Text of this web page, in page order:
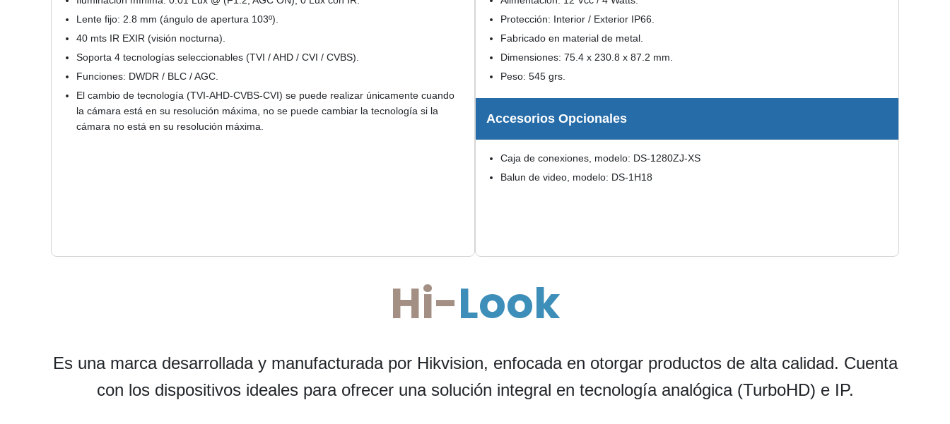
Lente fijo: 2.8 mm (ángulo de apertura 103º).
40 mts IR EXIR (visión nocturna).
Soporta 4 tecnologías seleccionables (TVI / AHD / CVI / CVBS).
Funciones: DWDR / BLC / AGC.
El cambio de tecnología (TVI-AHD-CVBS-CVI) se puede realizar únicamente cuando
la cámara está en su resolución máxima, no se puede cambiar la tecnología si la
cámara no está en su resolución máxima.
Protección: Interior / Exterior IP66.
Fabricado en material de metal.
Dimensiones: 75.4 x 230.8 x 87.2 mm.
Peso: 545 grs.
Accesorios Opcionales
Caja de conexiones, modelo: DS-1280ZJ-XS
Balun de video, modelo: DS-1H18
Hi-Look
Es una marca desarrollada y manufacturada por Hikvision, enfocada en otorgar productos de alta calidad. Cuenta
con los dispositivos ideales para ofrecer una solución integral en tecnología analógica (TurboHD) e IP.